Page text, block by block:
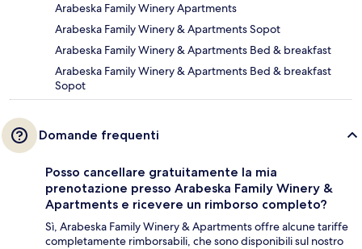
Arabeska Family Winery Apartments
Arabeska Family Winery & Apartments Sopot
Arabeska Family Winery & Apartments Bed & breakfast
Arabeska Family Winery & Apartments Bed & breakfast
Sopot
Domande frequenti
Posso cancellare gratuitamente la mia
prenotazione presso Arabeska Family Winery &
Apartments e ricevere un rimborso completo?
Sì, Arabeska Family Winery & Apartments offre alcune tariffe
completamente rimborsabili, che sono disponibili sul nostro